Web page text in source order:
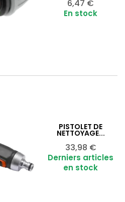
Prix
6,47 €
En stock
Ajouter au panier
PISTOLET DE
NETTOYAGE...
Prix
33,98 €
Derniers articles
en stock